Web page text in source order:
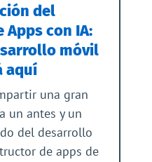
del
con IA:
móvil
aquí
una gran
un antes y un
del desarrollo
de apps de